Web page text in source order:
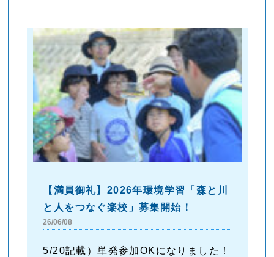
【満員御礼】2026年環境学習「森と川
と人をつなぐ楽校」募集開始！
26/06/08
5/20記載）単発参加OKになりました！